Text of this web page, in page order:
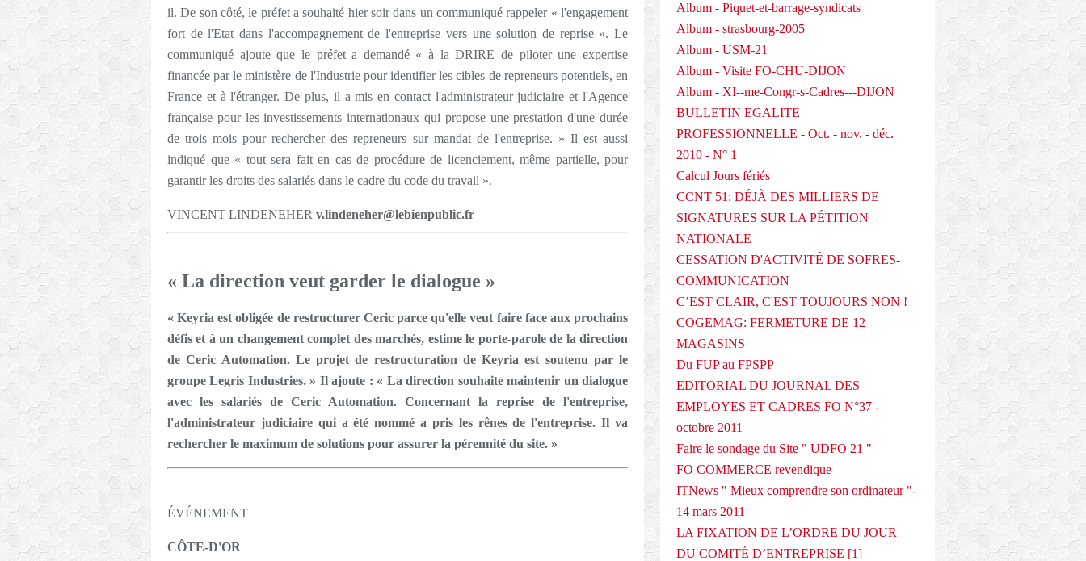
il. De son côté, le préfet a souhaité hier soir dans un communiqué rappeler « l'engagement
fort de l'Etat dans l'accompagnement de l'entreprise vers une solution de reprise ». Le
communiqué ajoute que le préfet a demandé « à la DRIRE de piloter une expertise
financée par le ministère de l'Industrie pour identifier les cibles de repreneurs potentiels, en
France et à l'étranger. De plus, il a mis en contact l'administrateur judiciaire et l'Agence
française pour les investissements internationaux qui propose une prestation d'une durée
de trois mois pour rechercher des repreneurs sur mandat de l'entreprise. » Il est aussi
indiqué que « tout sera fait en cas de procédure de licenciement, même partielle, pour
garantir les droits des salariés dans le cadre du code du travail ».
VINCENT LINDENEHER v.lindeneher@lebienpublic.fr
« La direction veut garder le dialogue »
« Keyria est obligée de restructurer Ceric parce qu'elle veut faire face aux prochains
défis et à un changement complet des marchés, estime le porte-parole de la direction
de Ceric Automation. Le projet de restructuration de Keyria est soutenu par le
groupe Legris Industries. » Il ajoute : « La direction souhaite maintenir un dialogue
avec les salariés de Ceric Automation. Concernant la reprise de l'entreprise,
l'administrateur judiciaire qui a été nommé a pris les rênes de l'entreprise. Il va
rechercher le maximum de solutions pour assurer la pérennité du site. »
ÉVÉNEMENT
CÔTE-D'OR
Album - Piquet-et-barrage-syndicats
Album - strasbourg-2005
Album - USM-21
Album - Visite FO-CHU-DIJON
Album - XI--me-Congr-s-Cadres---DIJON
BULLETIN EGALITE
PROFESSIONNELLE - Oct. - nov. - déc.
2010 - N° 1
Calcul Jours fériés
CCNT 51: DÉJÀ DES MILLIERS DE
SIGNATURES SUR LA PÉTITION
NATIONALE
CESSATION D'ACTIVITÉ DE SOFRES-
COMMUNICATION
C’EST CLAIR, C'EST TOUJOURS NON !
COGEMAG: FERMETURE DE 12
MAGASINS
Du FUP au FPSPP
EDITORIAL DU JOURNAL DES
EMPLOYES ET CADRES FO N°37 -
octobre 2011
Faire le sondage du Site " UDFO 21 "
FO COMMERCE revendique
ITNews " Mieux comprendre son ordinateur "-
14 mars 2011
LA FIXATION DE L’ORDRE DU JOUR
DU COMITÉ D’ENTREPRISE [1]